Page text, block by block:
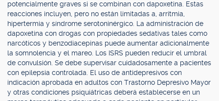
potencialmente graves si se combinan con dapoxetina. Estas
reacciones incluyen, pero no están limitadas a, arritmia,
hipertermia y síndrome serotoninérgico. La administración de
dapoxetina con drogas con propiedades sedativas tales como
narcóticos y benzodiacepinas puede aumentar adicionalmente
la somnolencia y el mareo. Los ISRS pueden reducir el umbral
de convulsión. Se debe supervisar cuidadosamente a pacientes
con epilepsia controlada. El uso de antidepresivos con
indicación aprobada en adultos con Trastorno Depresivo Mayor
y otras condiciones psiquiátricas deberá establecerse en un